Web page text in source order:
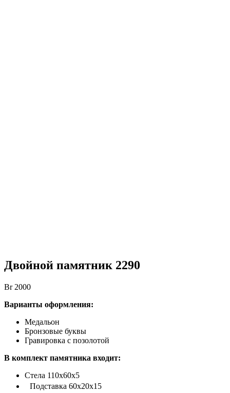
Двойной памятник 2290
Br2000
Варианты оформления:
Медальон
Бронзовые буквы
Гравировка с позолотой
В комплект памятника входит:
Стела 110х60х5
Подставка 60х20х15